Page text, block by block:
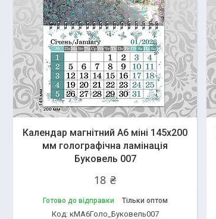
Календар магнітний А6 міні 145х200
мм голографічна ламінація
Буковель 007
18 ₴
Готово до відправки Тільки оптом
кМА6Голо_Буковель007